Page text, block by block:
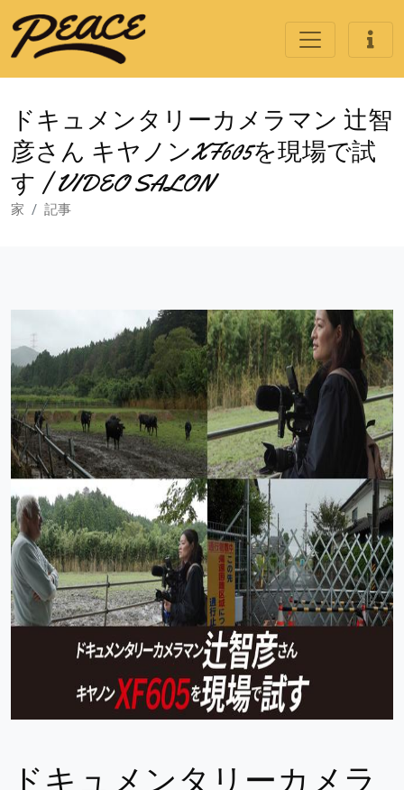
ドキュメンタリーカメラマン 辻智
彦さん キヤノンXF605を現場で試
す | VIDEO SALON
家 記事
ドキュメンタリーカメラ